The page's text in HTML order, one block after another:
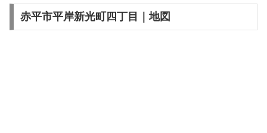
赤平市平岸新光町四丁目｜地図